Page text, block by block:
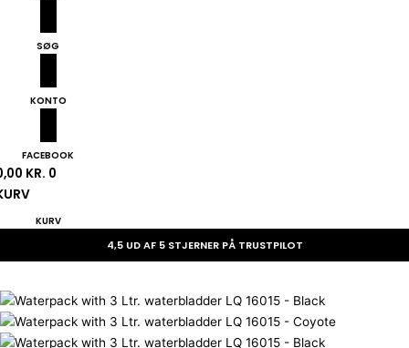
SØG
KONTO
FACEBOOK
KR. 0
KURV
4,5 UD AF 5 STJERNER PÅ TRUSTPILOT